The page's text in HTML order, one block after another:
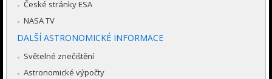
České stránky ESA
NASA TV
DALŠÍ ASTRONOMICKÉ INFORMACE
Světelné znečištění
Astronomické výpočty